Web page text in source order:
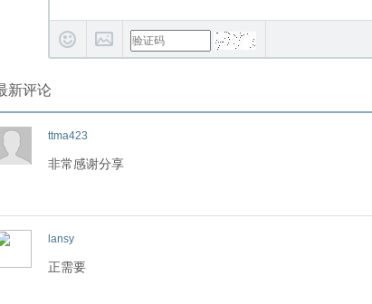
新评论
ttma423
非常感谢分享
lansy
正需要